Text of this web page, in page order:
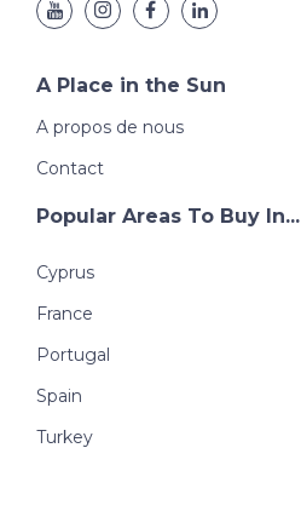
A Place in the Sun
A propos de nous
Contact
Popular Areas To Buy In...
Cyprus
France
Portugal
Spain
Turkey